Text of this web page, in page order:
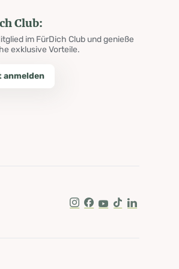
Club:
im FürDich Club und genieße
exklusive Vorteile.
Instagram
Facebook
Youtube
Tik TokLinkedIn